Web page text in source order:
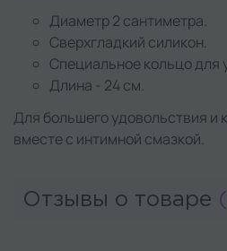
Диаметр 2 сантиметра.
Сверхгладкий силикон.
Специальное кольцо для
Длина - 24 см.
Для большего удовольствия и
вместе с интимной смазкой.
Отзывы о товаре